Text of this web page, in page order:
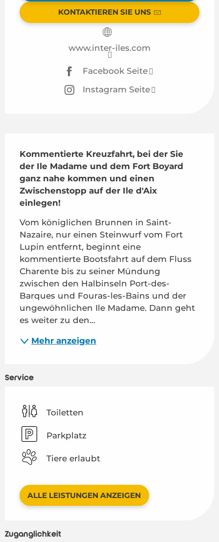
KONTAKTIEREN SIE UNS
www.inter-iles.com
Facebook Seite
Instagram Seite
Kommentierte Kreuzfahrt, bei der Sie
der Ile Madame und dem Fort Boyard
ganz nahe kommen und einen
Zwischenstopp auf der Ile d'Aix
einlegen!
Vom königlichen Brunnen in Saint-
Nazaire, nur einen Steinwurf vom Fort
Lupin entfernt, beginnt eine
kommentierte Bootsfahrt auf dem Fluss
Charente bis zu seiner Mündung
zwischen den Halbinseln Port-des-
Barques und Fouras-les-Bains und der
ungewöhnlichen Ile Madame. Dann geht
es weiter zu den...
Mehr anzeigen
Service
Toiletten
Parkplatz
Tiere erlaubt
ALLE LEISTUNGEN ANZEIGEN
Zugänglichkeit